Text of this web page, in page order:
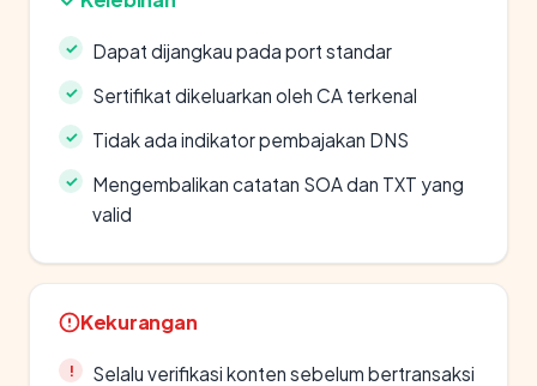
Dapat dijangkau pada port standar
Sertifikat dikeluarkan oleh CA terkenal
Tidak ada indikator pembajakan DNS
Mengembalikan catatan SOA dan TXT yang
valid
Kekurangan
Selalu verifikasi konten sebelum bertransaksi